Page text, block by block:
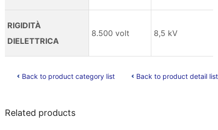
RIGIDITÀ
DIELETTRICA
8.500 volt 8,5 kV
Back to product category list Back to product detail list
Related products